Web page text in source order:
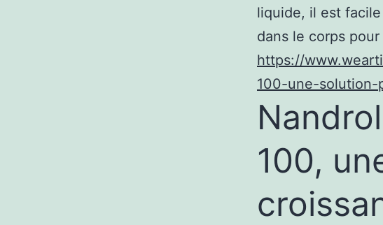
liquide, il est
dans le corps
https://
100-une-
100,